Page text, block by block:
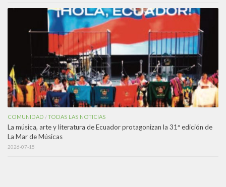
COMUNIDAD /TODAS LAS NOTICIAS
La música, arte y literatura de Ecuador protagonizan la 31ª edición de
La Mar de Músicas
2026-07-15